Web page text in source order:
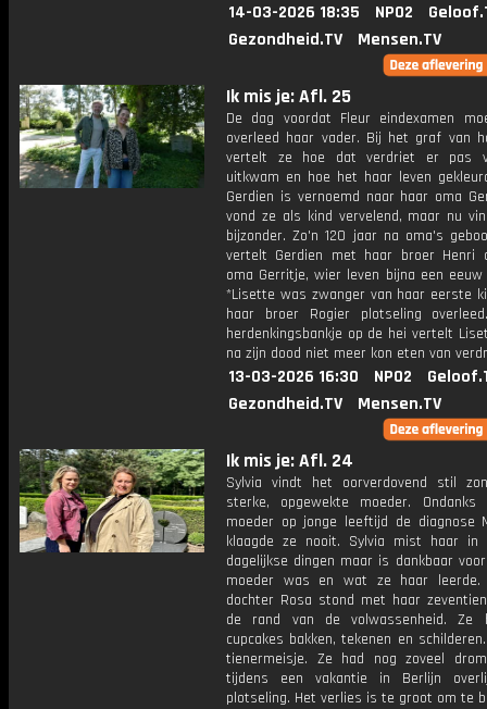
14-03-2026 18:35 NPO2
Gezondheid.TV
Mensen.TV
Ik mis je: Afl. 25
De dag voordat Fleur eindexamen
overleed haar vader. Bij het graf van
vertelt ze hoe dat verdriet er pas
uitkwam en hoe het haar leven
Gerdien is vernoemd naar haar oma
vond ze als kind vervelend, maar nu
bijzonder. Zo'n 120 jaar na oma's
vertelt Gerdien met haar broer Henri
oma Gerritje, wier leven bijna een
*Lisette was zwanger van haar eerste
haar broer Rogier plotseling
herdenkingsbankje op de hei vertelt
na zijn dood niet meer kon eten van
13-03-2026 16:30 NPO2
Gezondheid.TV
Mensen.TV
Ik mis je: Afl. 24
Sylvia vindt het oorverdovend stil
sterke, opgewekte moeder.
moeder op jonge leeftijd de diagnose
klaagde ze nooit. Sylvia mist haar in
dagelijkse dingen maar is dankbaar
moeder was en wat ze haar leerde.
dochter Rosa stond met haar
de rand van de volwassenheid. Ze
cupcakes bakken, tekenen en
tienermeisje. Ze had nog zoveel
tijdens een vakantie in Berlijn
plotseling. Het verlies is te groot om te